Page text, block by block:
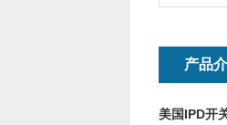
产品
美国IPD开